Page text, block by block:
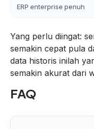
ERP enterprise penuh
Yang perlu diingat:
semakin cepat pula
data historis inilah
semakin akurat dari
FAQ